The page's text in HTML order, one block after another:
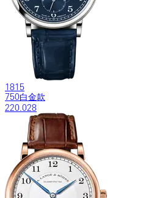
1815
750白金款
220.028